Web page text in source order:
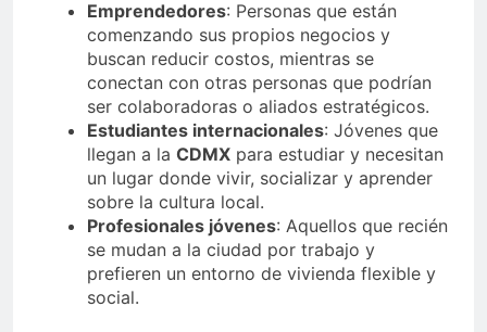
Emprendedores: Personas que están
comenzando sus propios negocios y
buscan reducir costos, mientras se
conectan con otras personas que podrían
ser colaboradoras o aliados estratégicos.
Estudiantes internacionales: Jóvenes que
llegan a la CDMX para estudiar y necesitan
un lugar donde vivir, socializar y aprender
sobre la cultura local.
Profesionales jóvenes: Aquellos que recién
se mudan a la ciudad por trabajo y
prefieren un entorno de vivienda flexible y
social.